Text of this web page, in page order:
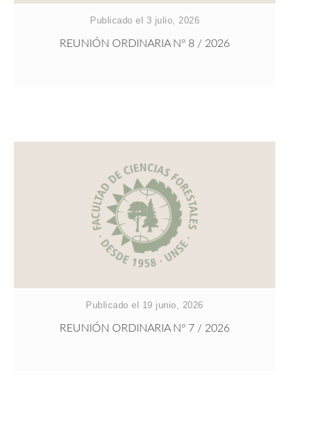
Publicado el 3 julio, 2026
REUNIÓN ORDINARIA Nº 8 / 2026
Publicado el 19 junio, 2026
REUNIÓN ORDINARIA Nº 7 / 2026